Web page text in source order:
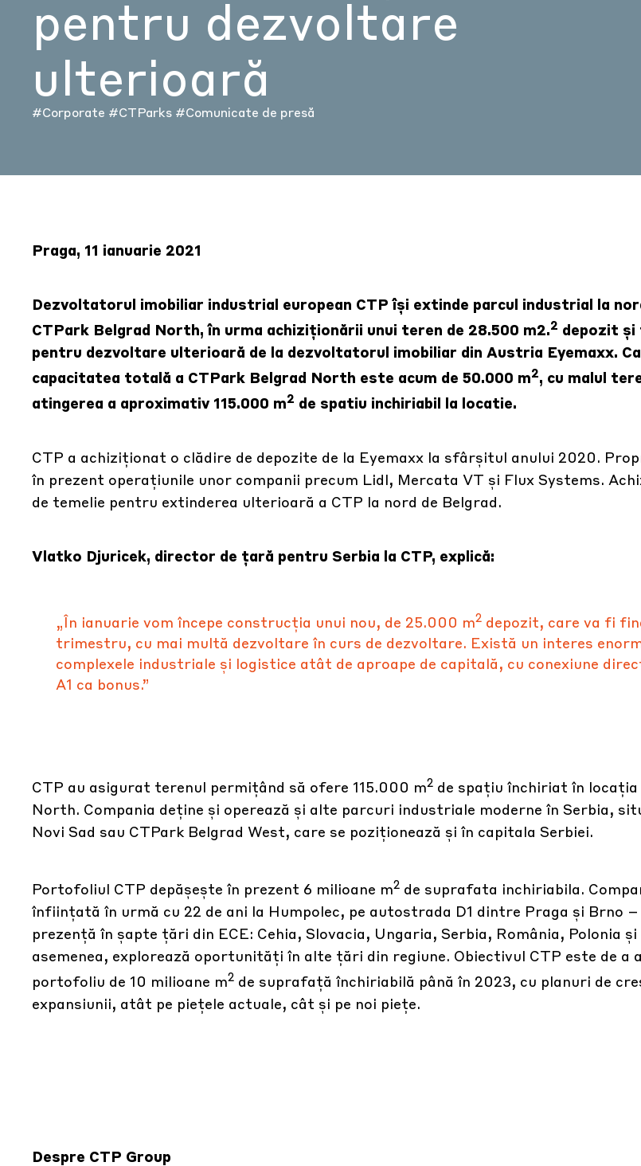
pentru dezvoltare
ulterioară
#Corporate #CTParks #Comunicate de presă
Praga, 11 ianuarie 2021
Dezvoltatorul imobiliar industrial european CTP își extinde parcul industrial la
CTPark Belgrad North, în urma achiziționării unui teren de 28.500 m2.2 depozit și
pentru dezvoltare ulterioară de la dezvoltatorul imobiliar din Austria Eyemaxx.
capacitatea totală a CTPark Belgrad North este acum de 50.000 m2, cu malul
atingerea a aproximativ 115.000 m2 de spatiu inchiriabil la locatie.
CTP a achiziționat o clădire de depozite de la Eyemaxx la sfârșitul anului 2020.
în prezent operațiunile unor companii precum Lidl, Mercata VT și Flux Systems.
de temelie pentru extinderea ulterioară a CTP la nord de Belgrad.
Vlatko Djuricek, director de țară pentru Serbia la CTP, explică:
„În ianuarie vom începe construcția unui nou, de 25.000 m2 depozit, care va fi
trimestru, cu mai multă dezvoltare în curs de dezvoltare. Există un interes
complexele industriale și logistice atât de aproape de capitală, cu conexiune
A1 ca bonus.”
CTP au asigurat terenul permițând să ofere 115.000 m2 de spațiu închiriat în locația
North. Compania deține și operează și alte parcuri industriale moderne în Serbia,
Novi Sad sau CTPark Belgrad West, care se poziționează și în capitala Serbiei.
Portofoliul CTP depășește în prezent 6 milioane m2 de suprafata inchiriabila.
înființată în urmă cu 22 de ani la Humpolec, pe autostrada D1 dintre Praga și Brno
prezență în șapte țări din ECE: Cehia, Slovacia, Ungaria, Serbia, România, Polonia și
asemenea, explorează oportunități în alte țări din regiune. Obiectivul CTP este de a
portofoliu de 10 milioane m2 de suprafață închiriabilă până în 2023, cu planuri de
expansiunii, atât pe piețele actuale, cât și pe noi piețe.
Despre CTP Group